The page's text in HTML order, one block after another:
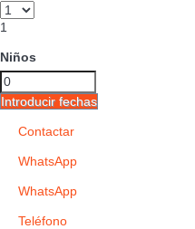
1
Niños
Introducir fechas
Contactar
WhatsApp
WhatsApp
Teléfono